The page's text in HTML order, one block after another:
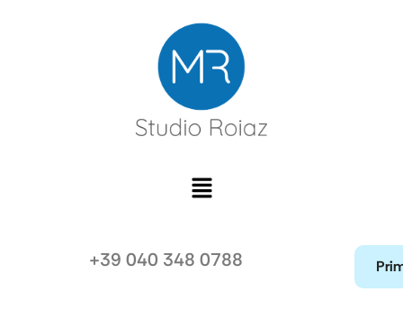
+39 040 348 0788